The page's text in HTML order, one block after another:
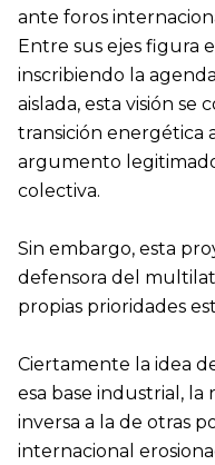
ante foros
Entre sus ejes figura
inscribiendo la
aislada, esta visión
transición energética
argumento
colectiva.
Sin embargo, esta
defensora del
propias prioridades
Ciertamente la idea
esa base industrial,
inversa a la de otras
internacional